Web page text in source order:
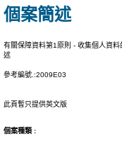
個案簡述
有關保障資料第1原則 - 收集個人資
述
參考編號.:2009E03
此頁暫只提供英文版
個案種類 :